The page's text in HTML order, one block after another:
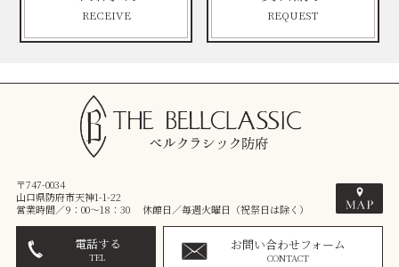
RECEIVE REQUEST
〒747-0034
山口県防府市天神1-1-22
営業時間／9：00～18：30 休館日／毎週火曜日（祝祭日は除く）
電話する
TEL
お問い合わせフォーム
CONTACT